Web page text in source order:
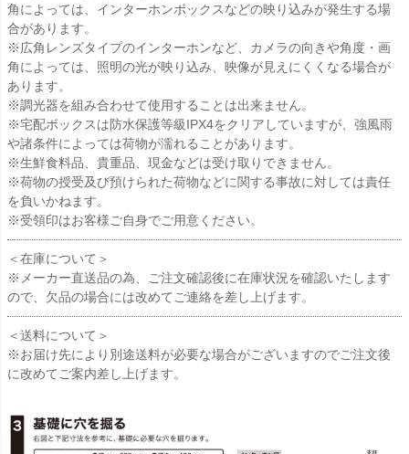
角によっては、インターホンボックスなどの映り込みが発生する場
合があります。
※広角レンズタイプのインターホンなど、カメラの向きや角度・画
角によっては、照明の光が映り込み、映像が見えにくくなる場合が
あります。
※調光器を組み合わせて使用することは出来ません。
※宅配ボックスは防水保護等級IPX4をクリアしていますが、強風雨
や諸条件によっては荷物が濡れることがあります。
※生鮮食料品、貴重品、現金などは受け取りできません。
※荷物の授受及び預けられた荷物などに関する事故に対しては責任
を負いかねます。
※受領印はお客様ご自身でご用意ください。
＜在庫について＞
※メーカー直送品の為、ご注文確認後に在庫状況を確認いたします
ので、欠品の場合には改めてご連絡を差し上げます。
＜送料について＞
※お届け先により別途送料が必要な場合がございますのでご注文後
に改めてご案内差し上げます。